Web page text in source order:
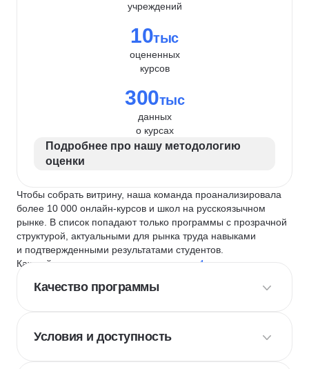
учреждений
10тыс
оцененных
курсов
300тыс
данных
о курсах
Подробнее про нашу методологию
оценки
Чтобы собрать витрину, наша команда проанализировала
более 10 000 онлайн-курсов и школ на русскоязычном
рынке. В список попадают только программы с прозрачной
структурой, актуальными для рынка труда навыками
и подтвержденными результатами студентов.
Каждый курс и школу мы оцениваем по
4 критериям
Качество программы
Условия и доступность